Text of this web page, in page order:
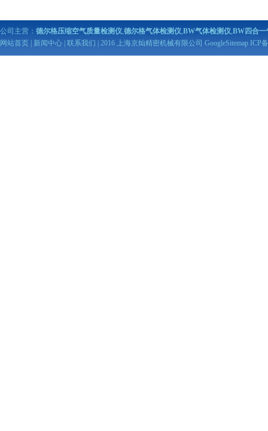
公司主营： 德尔格压缩空气质量检测仪,德尔格气体检测仪,BW气体检测仪,BW四合一
网站首页
新闻中心 联系我们 | 2016 上海京灿精密机械有限公司 GoogleSitemap ICP